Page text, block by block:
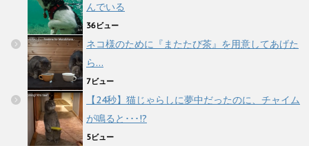
んでいる
36ビュー
ネコ様のために『またたび茶』を用意してあげた
ら…
7ビュー
【24秒】猫じゃらしに夢中だったのに、チャイム
が鳴ると･･･!?
5ビュー